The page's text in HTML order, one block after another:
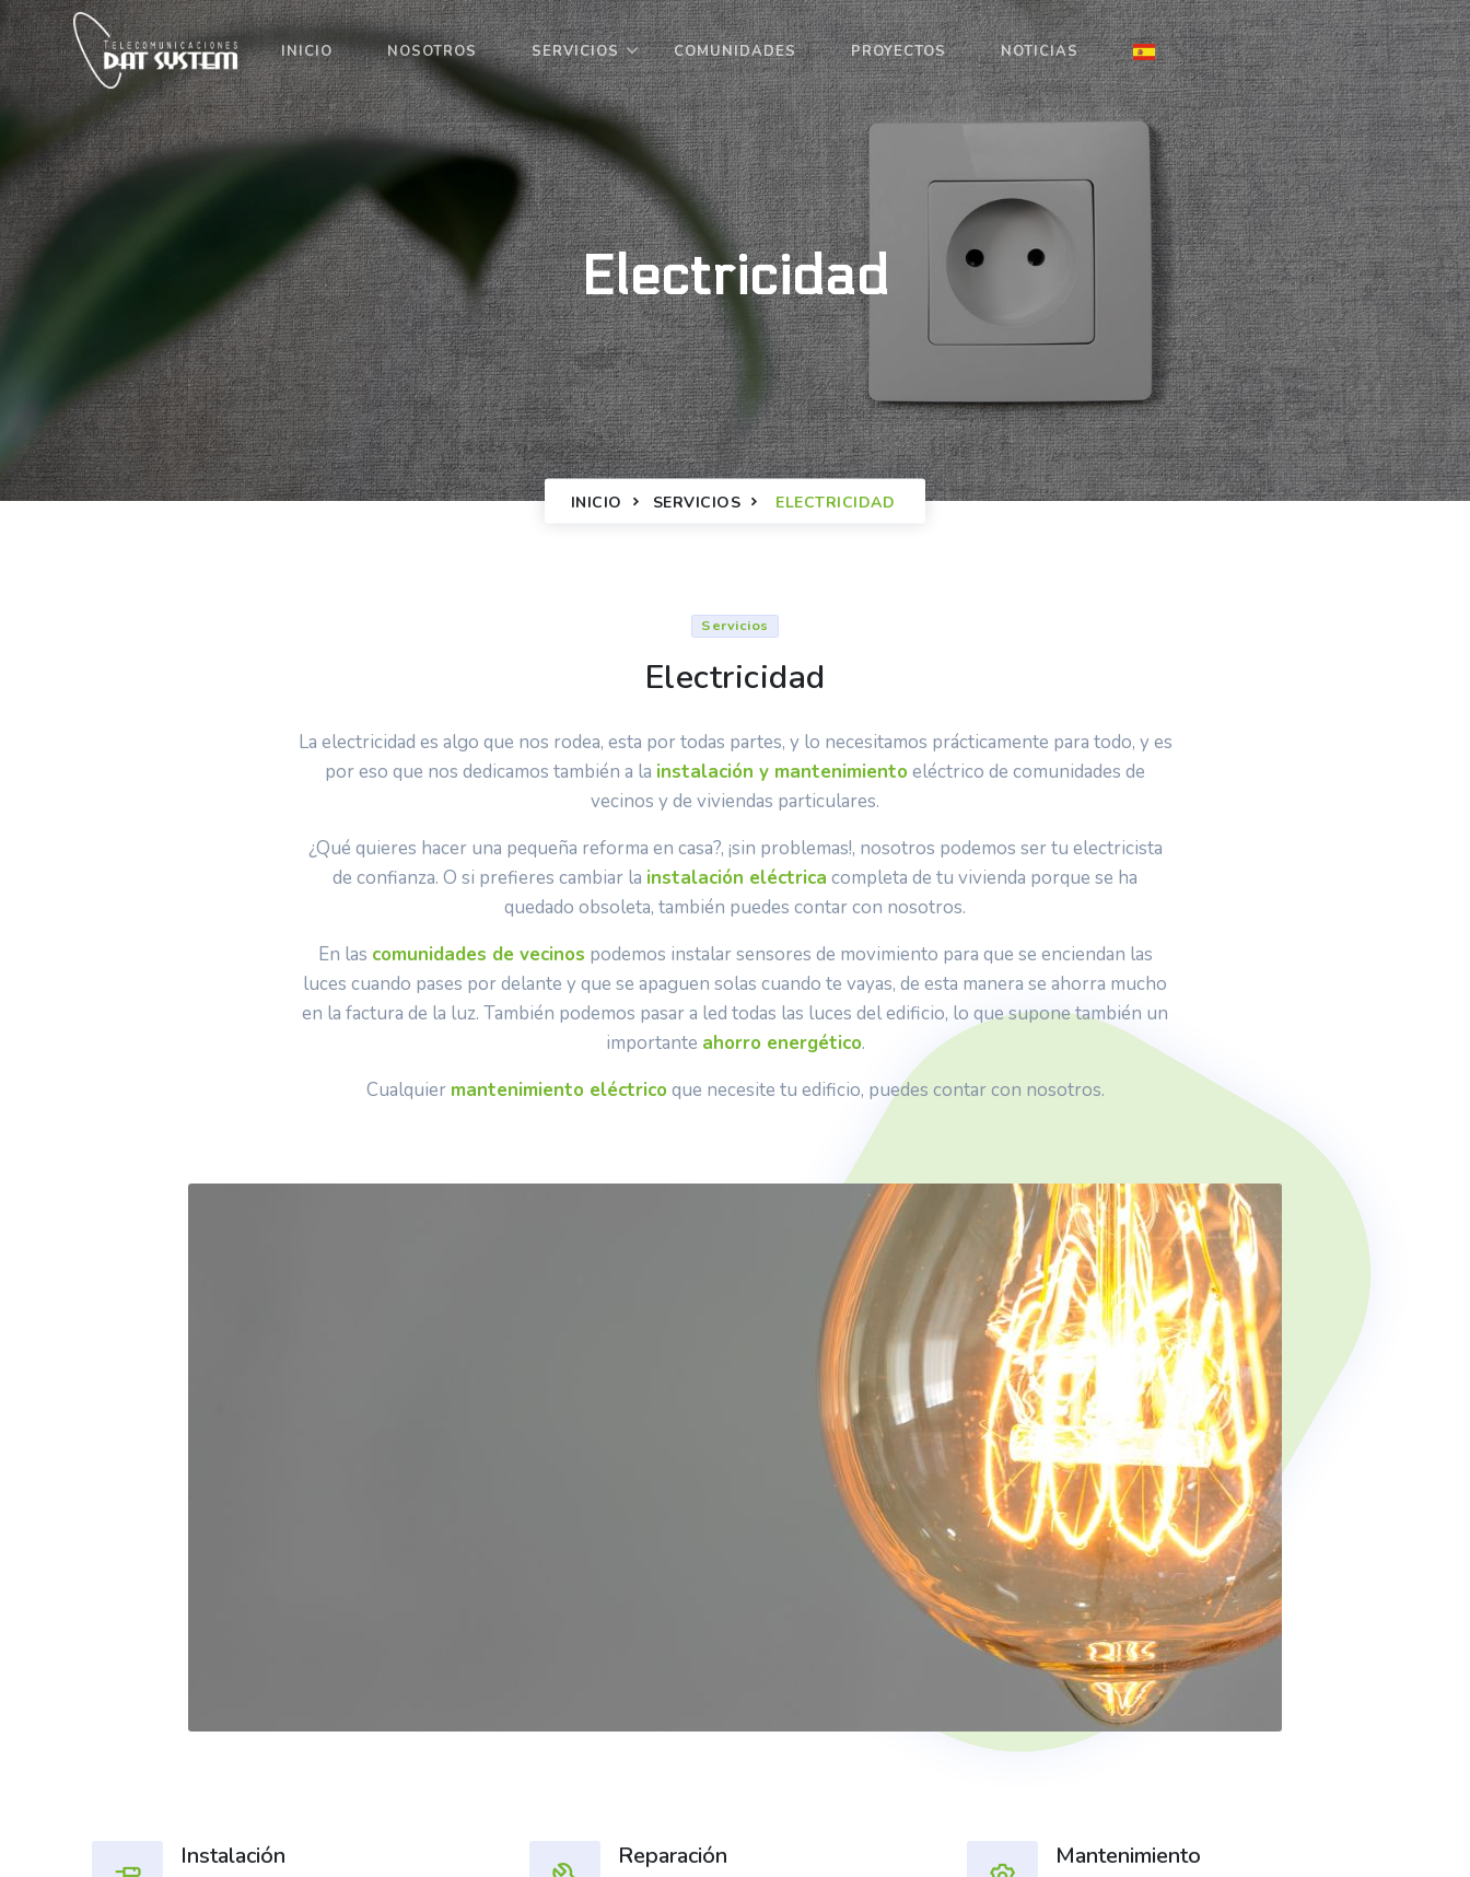
INICIO NOSOTROS SERVICIOS COMUNIDADES PROYECTOS NOTICIAS
Electricidad
INICIO SERVICIOS ELECTRICIDAD
Servicios
Electricidad
La electricidad es algo que nos rodea, esta por todas partes, y lo necesitamos prácticamente para todo, y es
por eso que nos dedicamos también a la instalación y mantenimientoeléctrico de comunidades de
vecinos y de viviendas particulares.
¿Qué quieres hacer una pequeña reforma en casa?, ¡sin problemas!, nosotros podemos ser tu electricista
de confianza. O si prefieres cambiar la instalación eléctrica completa de tu vivienda porque se ha
quedado obsoleta, también puedes contar con nosotros.
En las comunidades de vecinos podemos instalar sensores de movimiento para que se enciendan las
luces cuando pases por delante y que se apaguen solas cuando te vayas, de esta manera se ahorra mucho
en la factura de la luz. También podemos pasar a led todas las luces del edificio, lo que supone también un
importante ahorro energético.
Cualquier mantenimiento eléctricoque necesite tu edificio, puedes contar con nosotros.
Instalación Reparación Mantenimiento